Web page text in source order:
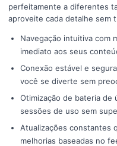
perfeitamente a diferentes
aproveite cada detalhe sem
Navegação intuitiva com
imediato aos seus
Conexão estável e
você se diverte sem
Otimização de bateria de
sessões de uso sem
Atualizações constantes
melhorias baseadas no